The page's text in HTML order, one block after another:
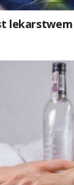
lekarstwem